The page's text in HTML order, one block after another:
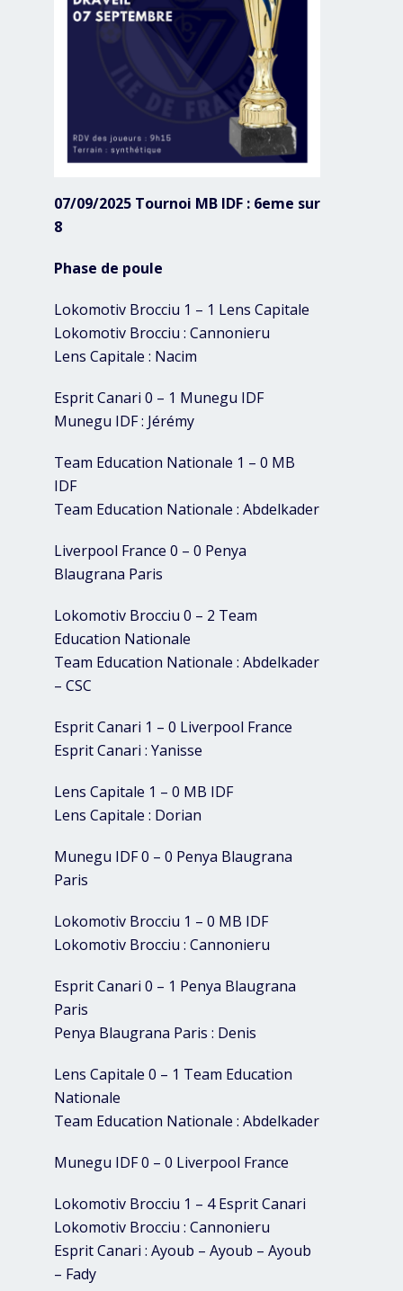
07/09/2025 Tournoi MB IDF : 6eme sur
8
Phase de poule
Lokomotiv Brocciu 1 – 1 Lens Capitale
Lokomotiv Brocciu : Cannonieru
Lens Capitale : Nacim
Esprit Canari 0 – 1 Munegu IDF
Munegu IDF : Jérémy
Team Education Nationale 1 – 0 MB
IDF
Team Education Nationale : Abdelkader
Liverpool France 0 – 0 Penya
Blaugrana Paris
Lokomotiv Brocciu 0 – 2 Team
Education Nationale
Team Education Nationale : Abdelkader
– CSC
Esprit Canari 1 – 0 Liverpool France
Esprit Canari : Yanisse
Lens Capitale 1 – 0 MB IDF
Lens Capitale : Dorian
Munegu IDF 0 – 0 Penya Blaugrana
Paris
Lokomotiv Brocciu 1 – 0 MB IDF
Lokomotiv Brocciu : Cannonieru
Esprit Canari 0 – 1 Penya Blaugrana
Paris
Penya Blaugrana Paris : Denis
Lens Capitale 0 – 1 Team Education
Nationale
Team Education Nationale : Abdelkader
Munegu IDF 0 – 0 Liverpool France
Lokomotiv Brocciu 1 – 4 Esprit Canari
Lokomotiv Brocciu : Cannonieru
Esprit Canari : Ayoub – Ayoub – Ayoub
– Fady